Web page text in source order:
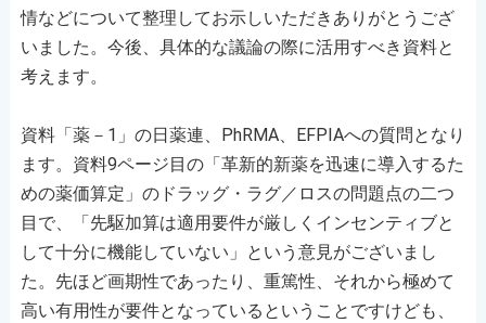
情などについて整理してお示しいただきありがとうござ
いました。今後、具体的な議論の際に活用すべき資料と
考えます。
資料「薬－1」の日薬連、PhRMA、EFPIAへの質問となり
ます。資料9ページ目の「革新的新薬を迅速に導入するた
めの薬価算定」のドラッグ・ラグ／ロスの問題点の二つ
目で、「先駆加算は適用要件が厳しくインセンティブと
して十分に機能していない」という意見がございまし
た。先ほど画期性であったり、重篤性、それから極めて
高い有用性が要件となっているということですけども、